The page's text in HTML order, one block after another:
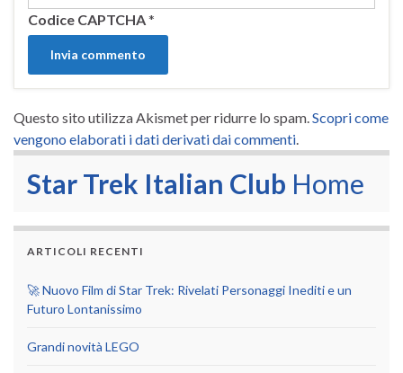
Codice CAPTCHA*
Questo sito utilizza Akismet per ridurre lo spam. Scopri come
vengono elaborati i dati derivati dai commenti
Star Trek Italian Club Home
ARTICOLI RECENTI
🚀 Nuovo Film di Star Trek: Rivelati Personaggi Inediti e un
Futuro Lontanissimo
Grandi novità LEGO